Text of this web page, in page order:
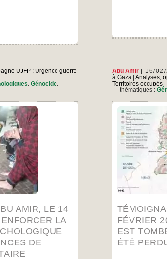
UJFP : Urgence guerre
Génocide,
AMIR, LE 14
LA
DE
semaine d’au
psychologique
camps Un atelier de
pour les femmes du
de survivre Par un
d’inquiétude dans la
de Deir al-Balah, là
Abu Amir 16/02/
à Gaza
Analyses,
Territoires occupés
— thématiques :
FÉVRIER
EST
ÉTÉ
Vu de Gaza,
national
constitue
complexes
dernières